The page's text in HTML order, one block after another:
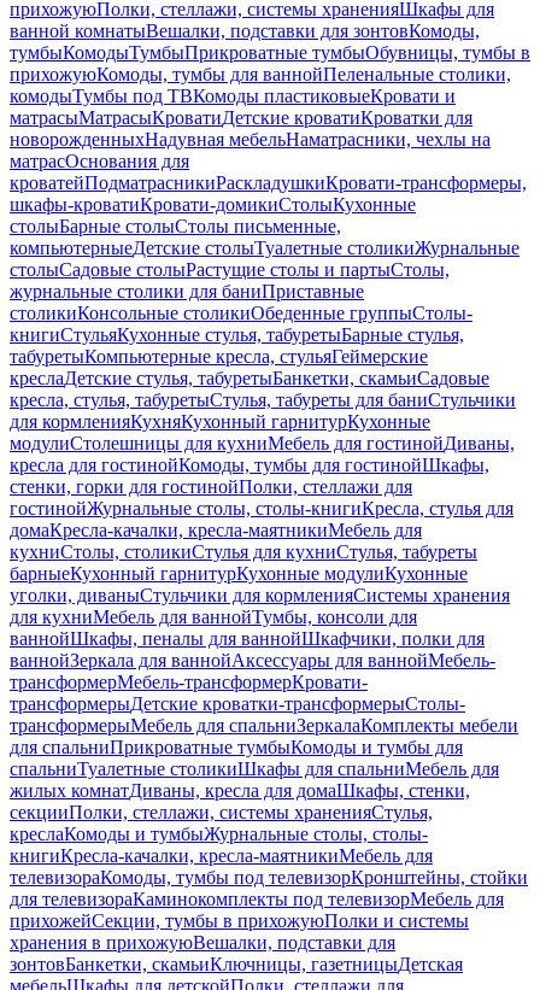
прихожуюПолки, стеллажи, системы храненияШкафы для
ванной комнатыВешалки, подставки для зонтовКомоды,
тумбыКомодыТумбыПрикроватные тумбыОбувницы, тумбы в
прихожуюКомоды, тумбы для ваннойПеленальные столики,
комодыТумбы под ТВКомоды пластиковыеКровати и
матрасыМатрасыКроватиДетские кроватиКроватки для
новорожденныхНадувная мебельНаматрасники, чехлы на
матрасОснования для
кроватейПодматрасникиРаскладушкиКровати-трансформеры,
шкафы-кроватиКровати-домикиСтолыКухонные
столыБарные столыСтолы письменные,
компьютерныеДетские столыТуалетные столикиЖурнальные
столыСадовые столыРастущие столы и партыСтолы,
журнальные столики для баниПриставные
столикиКонсольные столикиОбеденные группыСтолы-
книгиСтульяКухонные стулья, табуретыБарные стулья,
табуретыКомпьютерные кресла, стульяГеймерские
креслаДетские стулья, табуретыБанкетки, скамьиСадовые
кресла, стулья, табуретыСтулья, табуреты для баниСтульчики
для кормленияКухняКухонный гарнитурКухонные
модулиСтолешницы для кухниМебель для гостинойДиваны,
кресла для гостинойКомоды, тумбы для гостинойШкафы,
стенки, горки для гостинойПолки, стеллажи для
гостинойЖурнальные столы, столы-книгиКресла, стулья для
домаКресла-качалки, кресла-маятникиМебель для
кухниСтолы, столикиСтулья для кухниСтулья, табуреты
барныеКухонный гарнитурКухонные модулиКухонные
уголки, диваныСтульчики для кормленияСистемы хранения
для кухниМебель для ваннойТумбы, консоли для
ваннойШкафы, пеналы для ваннойШкафчики, полки для
ваннойЗеркала для ваннойАксессуары для ваннойМебель-
трансформерМебель-трансформерКровати-
трансформерыДетские кроватки-трансформерыСтолы-
трансформерыМебель для спальниЗеркалаКомплекты мебели
для спальниПрикроватные тумбыКомоды и тумбы для
спальниТуалетные столикиШкафы для спальниМебель для
жилых комнатДиваны, кресла для домаШкафы, стенки,
секцииПолки, стеллажи, системы храненияСтулья,
креслаКомоды и тумбыЖурнальные столы, столы-
книгиКресла-качалки, кресла-маятникиМебель для
телевизораКомоды, тумбы под телевизорКронштейны, стойки
для телевизораКаминокомплекты под телевизорМебель для
прихожейСекции, тумбы в прихожуюПолки и системы
хранения в прихожуюВешалки, подставки для
зонтовБанкетки, скамьиКлючницы, газетницыДетская
мебельШкафы для детскойПолки, стеллажи для